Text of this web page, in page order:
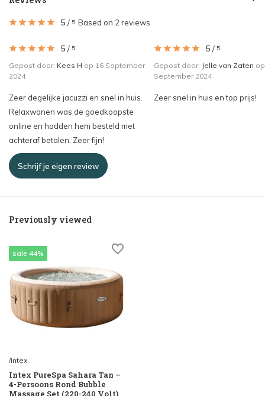
5 / 5 Based on 2 reviews
5 / 5
Gepost door: Kees H op 16 September
2024
Zeer degelijke jacuzzi en snel in huis.
Relaxwonen was de goedkoopste
online en hadden hem besteld met
achteraf betalen. Zeer fijn!
5 / 5
Gepost door: Jelle van Zaten
September 2024
Zeer snel in huis en top prijs!
Schrijf je eigen review
Previously viewed
sale 44%
/intex
Intex PureSpa Sahara Tan –
4-Persoons Rond Bubble
Massage Set (220-240 Volt)